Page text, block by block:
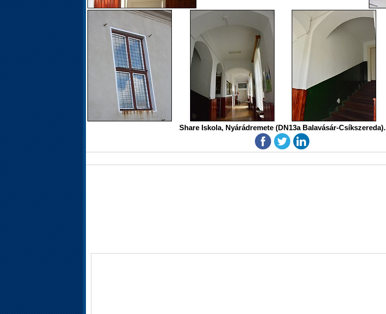
Share Iskola, Nyárádremete (DN13a Balavásár-Csíkszereda).